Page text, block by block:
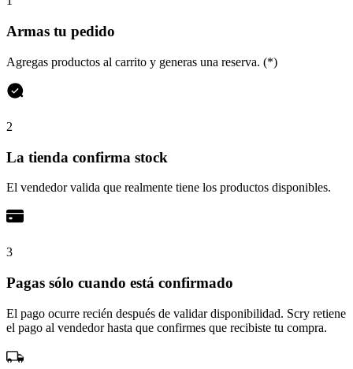
Armas tu pedido
Agregas productos al carrito y generas una reserva. (*)
2
La tienda confirma stock
El vendedor valida que realmente tiene los productos disponibles.
3
Pagas sólo cuando está confirmado
El pago ocurre recién después de validar disponibilidad. Scry retiene
el pago al vendedor hasta que confirmes que recibiste tu compra.